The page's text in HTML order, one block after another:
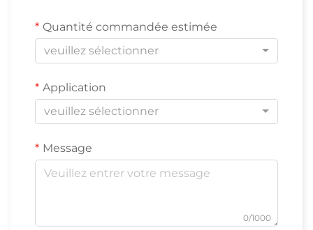
Quantité commandée estimée
veuillez sélectionner
Application
veuillez sélectionner
Message
0/1000